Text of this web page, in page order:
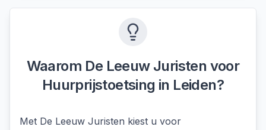
Waarom De Leeuw Juristen voor
Huurprijstoetsing in Leiden?
Met De Leeuw Juristen kiest u voor